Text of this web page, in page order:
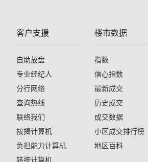
客户支援
自助放盘
专业经纪人
分行网络
查询热线
联络我们
按揭计算机
负担能力计算机
转按计算机
楼市数据
指数
信心指数
最新成交
历史成交
成交数据
小区成交排行榜
地区百科